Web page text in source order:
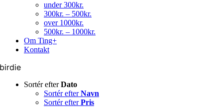
under 300kr.
300kr. – 500kr.
over 1000kr.
500kr. – 1000kr.
Om Ting+
Kontakt
birdie
Sortér efterDato
Sortér efterNavn
Sortér efterPris